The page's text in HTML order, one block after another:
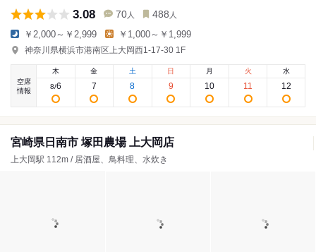
3.08 70 人 488 人
￥2,000～￥2,999 ￥1,000～￥1,999
神奈川県横浜市港南区上大岡西1-17-30 1F
空席
情報
木
8/6
金
7
土
8
日
9
月
10
火
11
水
12
宮崎県日南市 塚田農場 上大岡店
上大岡駅 112m / 居酒屋、鳥料理、水炊き